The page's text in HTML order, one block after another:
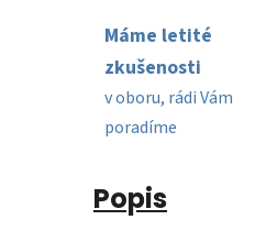
Máme letité
zkušenosti
v oboru, rádi Vám
poradíme
Popis